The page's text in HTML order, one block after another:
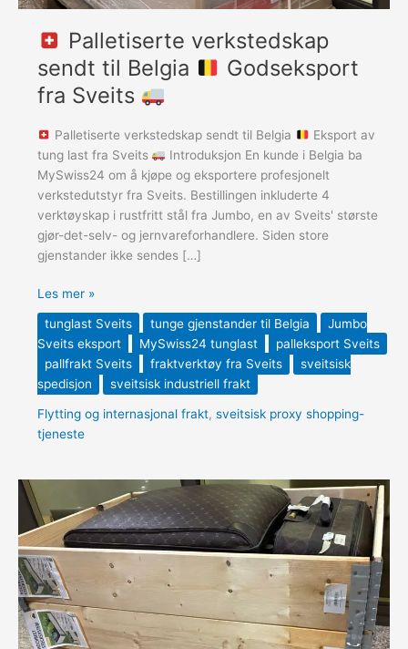
Palletiserte verkstedskap
sendt til Belgia
Godseksport
fra Sveits
Palletiserte verkstedskap sendt til Belgia
Eksport av
tung last fra Sveits
Introduksjon En kunde i Belgia ba
MySwiss24 om å kjøpe og eksportere profesjonelt
verkstedutstyr fra Sveits. Bestillingen inkluderte 4
verktøyskap i rustfritt stål fra Jumbo, en av Sveits' største
gjør-det-selv- og jernvareforhandlere. Siden store
gjenstander ikke sendes […]
Les mer »
tunglast Sveits tunge gjenstander til Belgia
Jumbo
Sveits eksport
MySwiss24 tunglast
palleksport Sveits
pallfrakt Sveits
fraktverktøy fra Sveits
sveitsisk
spedisjon
sveitsisk industriell frakt
Flytting og internasjonal frakt, sveitsisk proxy shopping-
tjeneste
flytting
fra
Sveits
til
Riyadh
–